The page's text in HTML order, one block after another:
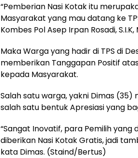
“Pemberian Nasi Kotak itu
Masyarakat yang mau datang ke
Kombes Pol Asep Irpan Rosadi, S.I.K,
Maka Warga yang hadir di TPS di
memberikan Tanggapan Positif
kepada Masyarakat.
Salah satu warga, yakni Dimas (35)
salah satu bentuk Apresiasi yang
“Sangat Inovatif, para Pemilih
diberikan Nasi Kotak Gratis, jadi
kata Dimas. (Staind/Bertus)